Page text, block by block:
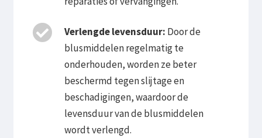
Verlengde levensduur: Door de
blusmiddelen regelmatig te
onderhouden, worden ze beter
beschermd tegen slijtage en
beschadigingen, waardoor de
levensduur van de blusmiddelen
wordt verlengd.